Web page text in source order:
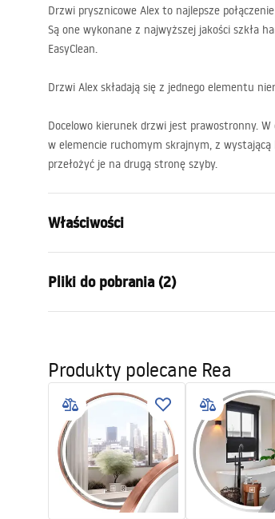
Drzwi prysznicowe Alex to najlepsze
Są one wykonane z najwyższej jakości szkła
EasyClean.
Drzwi Alex składają się z jednego elementu
Docelowo kierunek drzwi jest prawostronny.
w elemencie ruchomym skrajnym, z
przełożyć je na drugą stronę szyby.
Właściwości
Rozmiar drzwi
Kierunek drzwi
Grubość szkła
Wysokość drzwi prysznicowych
Materiał profili
Materiał uchwytów
Wykończenie profili
Regulacja na profilach
Pliki do pobrania (2)
i_ALEX.pdf
Produkty polecane Rea